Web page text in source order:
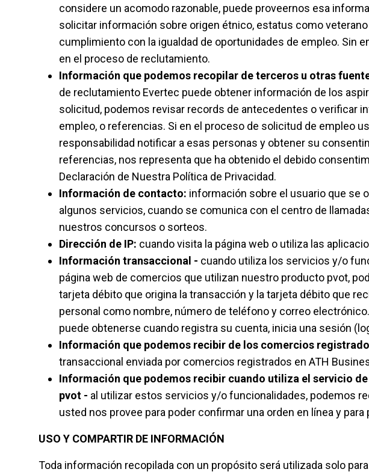
considere un acomodo razonable, puede proveernos esa
solicitar información sobre origen étnico, estatus como
cumplimiento con la igualdad de oportunidades de empleo. Sin
en el proceso de reclutamiento.
Información que podemos recopilar de terceros u otras
de reclutamiento Evertec puede obtener información de los
solicitud, podemos revisar records de antecedentes o verificar
empleo, o referencias. Si en el proceso de solicitud de empleo
responsabilidad notificar a esas personas y obtener su
referencias, nos representa que ha obtenido el debido
Declaración de Nuestra Política de Privacidad.
Información de contacto: información sobre el usuario que se
algunos servicios, cuando se comunica con el centro de
nuestros concursos o sorteos.
Dirección de IP: cuando visita la página web o utiliza las
Información transaccional - cuando utiliza los servicios y/o
página web de comercios que utilizan nuestro producto pvot,
tarjeta débito que origina la transacción y la tarjeta débito que
personal como nombre, número de teléfono y correo
puede obtenerse cuando registra su cuenta, inicia una sesión
Información que podemos recibir de los comercios
transaccional enviada por comercios registrados en ATH
Información que podemos recibir cuando utiliza el servicio
pvot - al utilizar estos servicios y/o funcionalidades, podemos
usted nos provee para poder confirmar una orden en línea y
USO Y COMPARTIR DE INFORMACIÓN
Toda información recopilada con un propósito será utilizada solo